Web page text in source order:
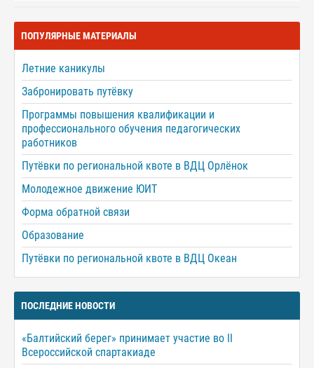
ПОПУЛЯРНЫЕ МАТЕРИАЛЫ
Летние каникулы
Забронировать путёвку
Программы повышения квалификации и
профессионального обучения педагогических
работников
Путёвки по региональной квоте в ВДЦ Орлёнок
Молодежное движение ЮИТ
Форма обратной связи
Образование
Путёвки по региональной квоте в ВДЦ Океан
ПОСЛЕДНИЕ НОВОСТИ
«Балтийский берег» принимает участие во II
Всероссийской спартакиаде